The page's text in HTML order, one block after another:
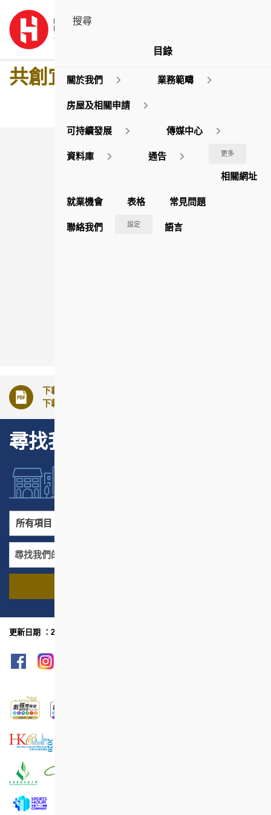
共創宜居 樂享頤年
下載的文件須以最新版本之Acrobat Reader來閱覽，如需
下載此軟件，請
尋找我們的項目
所有項目
網頁指南
更新日期 ：2026年7月
目錄
關於我們 業務範疇
房屋及相關申請
可持續發展 傳媒中心
資料庫 通告 更多
相關網址
就業機會 表格 常見問題
聯絡我們 設定 語言